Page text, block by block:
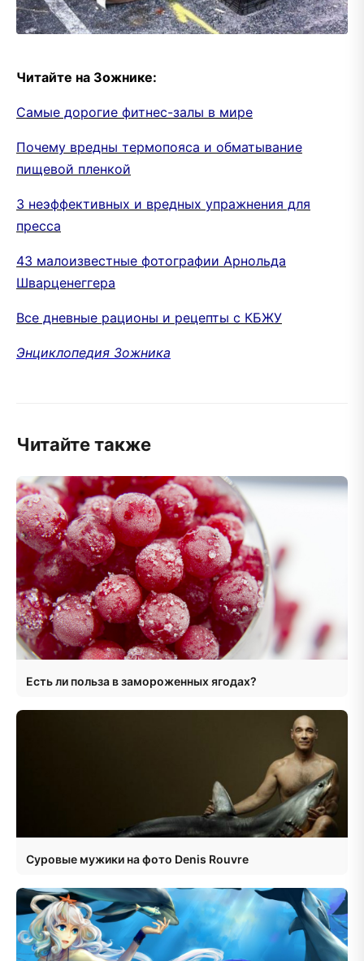
Читайте на Зожнике:
Самые дорогие фитнес-залы в мире
Почему вредны термопояса и обматывание
пищевой пленкой
3 неэффективных и вредных упражнения для
пресса
43 малоизвестные фотографии Арнольда
Шварценеггера
Все дневные рационы и рецепты с КБЖУ
Энциклопедия Зожника
Читайте также
Есть ли польза в замороженных ягодах?
Суровые мужики на фото Denis Rouvre